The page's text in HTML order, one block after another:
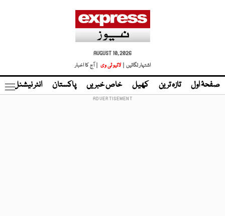
AUGUST 10, 2026
اشتہار لگائیں |
لائیو ٹی وی | آج کا اخبار
صفحۂ اول تازہ ترین کھیل خاص خبریں پاکستان انٹر نیشنل